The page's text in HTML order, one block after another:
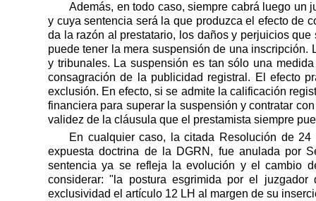
Además, en todo caso, siempre cabrá luego un
y cuya sentencia será la que produzca el efecto de
da la razón al prestatario, los daños y perjuicios
puede tener la mera suspensión de una
y tribunales. La suspensión es tan sólo una
consagración de la publicidad registral. El efecto
exclusión. En efecto, si se admite la calificación
financiera para superar la suspensión y contratar
validez de la cláusula que el prestamista siempre
En cualquier caso, la citada Resolución de
expuesta doctrina de
la DGRN , fue anulada por
sentencia ya se refleja la evolución y el cambio
considerar: "la postura esgrimida por el
exclusividad el artículo 12 LH al margen de su